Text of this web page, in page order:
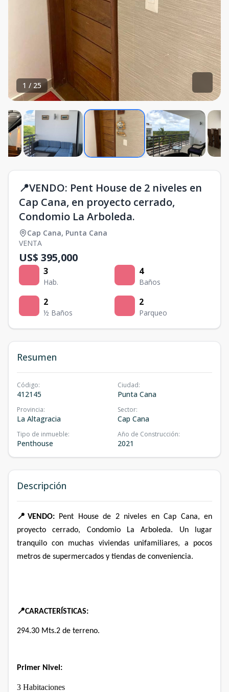
1 / 25
📍VENDO: Pent House de 2 niveles en
Cap Cana, en proyecto cerrado,
Condomio La Arboleda.
Cap Cana, Punta Cana
VENTA
US$ 395,000
3
Hab.
4
Baños
2
½ Baños
2
Parqueo
Resumen
Código:
412145
Ciudad:
Punta Cana
Provincia:
La Altagracia
Sector:
Cap Cana
Tipo de inmueble:
Penthouse
Año de Construcción:
2021
Descripción
📍 VENDO:
Pent House de 2 niveles en Cap Cana, en
proyecto cerrado, Condomio La Arboleda. Un lugar
tranquilo con muchas viviendas unifamiliares, a pocos
metros de supermercados y tiendas de conveniencia.
📍CARACTERÍSTICAS:
294.30 Mts.2 de terreno.
Primer Nivel:
3 Habitaciones